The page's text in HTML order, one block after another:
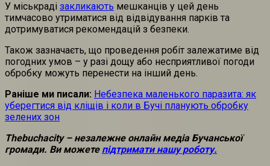
У міськраді закликають мешканців у цей день
тимчасово утриматися від відвідування парків та
дотримуватися рекомендацій з безпеки.
Також зазначаєть, що проведення робіт залежатиме від
погодних умов – у разі дощу або несприятливої погоди
обробку можуть перенести на інший день.
Раніше ми писали: Небезпека маленького паразита: як
уберегтися від кліщів і коли в Бучі планують обробку
зелених зон
Thebuchacity – незалежне онлайн медіа Бучанської
громади. Ви можете підтримати нашу роботу.